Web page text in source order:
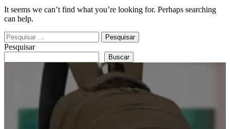
It seems we can’t find what you’re looking for. Perhaps searching
can help.
Pesquisar
por:
Pesquisar
Buscar